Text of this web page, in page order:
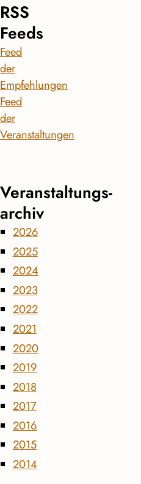
RSS
Feeds
Feed
der
Empfehlungen
Feed
der
Veranstaltungen
Veranstaltungs­
archiv
2026
2025
2024
2023
2022
2021
2020
2019
2018
2017
2016
2015
2014